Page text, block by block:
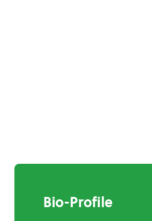
Bio-Profile